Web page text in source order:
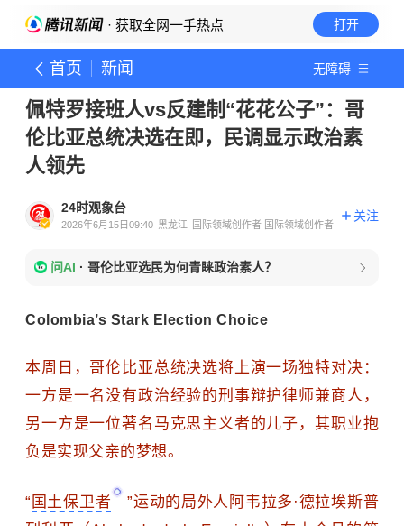
· 获取全网一手热点 打开
首页 新闻 无障碍
佩特罗接班人vs反建制“花花公子”：哥
伦比亚总统决选在即，民调显示政治素
人领先
24时观象台
2026年6月15日09:40 黑龙江 国际领域创作者 国际领域创作者
关注
问AI · 哥伦比亚选民为何青睐政治素人？
Colombia’s Stark Election Choice
本周日，哥伦比亚总统决选将上演一场独特对决：
一方是一名没有政治经验的刑事辩护律师兼商人，
另一方是一位著名马克思主义者的儿子，其职业抱
负是实现父亲的梦想。
“ 国土保卫者
”运动的局外人阿韦拉多·德拉埃斯普